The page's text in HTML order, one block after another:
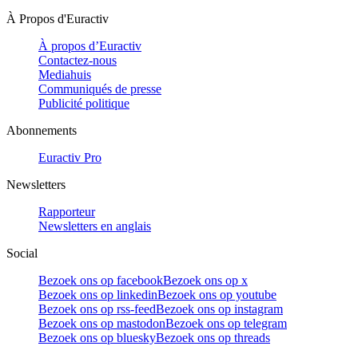
À Propos d'Euractiv
À propos d’Euractiv
Contactez-nous
Mediahuis
Communiqués de presse
Publicité politique
Abonnements
Euractiv Pro
Newsletters
Rapporteur
Newsletters en anglais
Social
Bezoek ons op facebookBezoek ons op x
Bezoek ons op linkedinBezoek ons op youtube
Bezoek ons op rss-feedBezoek ons op instagram
Bezoek ons op mastodonBezoek ons op telegram
Bezoek ons op blueskyBezoek ons op threads